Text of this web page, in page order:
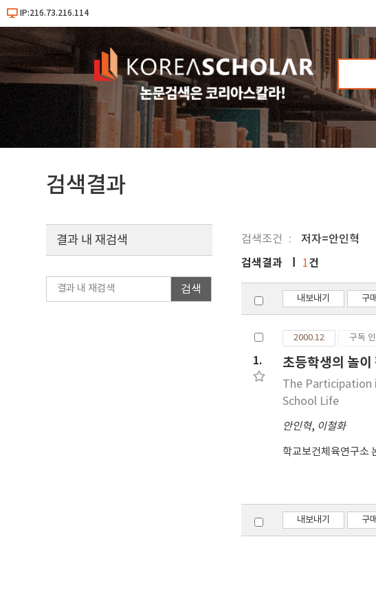
IP:216.73.216.114
검색결과
검색조건 저자=안인혁
결과 내 재검색
검색
검색결과 1건
내보내기 구
1.
2000.12 구독
초등학생의 놀
The Participation
School Life
안인혁, 이철화
학교보건체육연구소
내보내기 구